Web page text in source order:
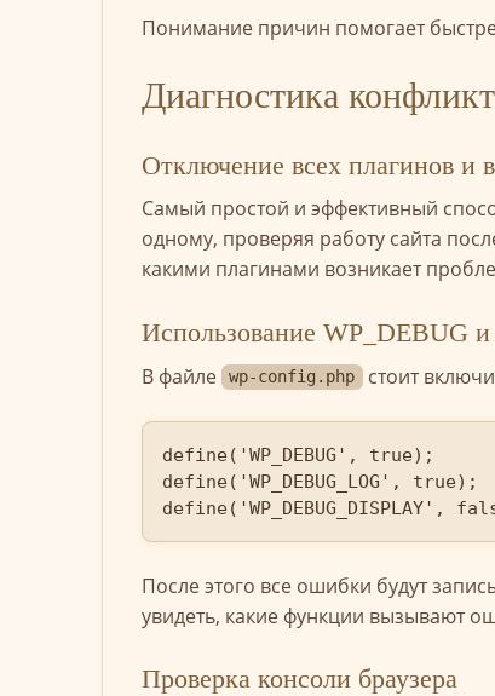
Понимание причин помогает
Диагностика
Отключение всех плагинов и
Самый простой и эффективный
одному, проверяя работу сайта
какими плагинами возникает
Использование WP_DEBUG
В файле wp-config.php стоит
define('WP_DEBUG', true);
define('WP_DEBUG_LOG', true);
define('WP_DEBUG_DISPLAY',
После этого все ошибки будут
увидеть, какие функции вызывают
Проверка консоли браузера